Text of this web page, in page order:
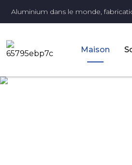
Aluminium dans le monde,
Maison